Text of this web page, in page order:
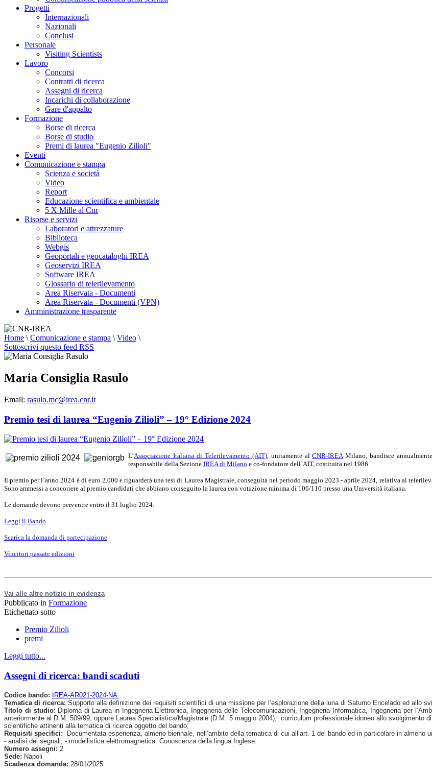
Progetti
Internazionali
Nazionali
Conclusi
Personale
Visiting Scientists
Lavoro
Concorsi
Contratti di ricerca
Assegni di ricerca
Incarichi di collaborazione
Gare d'appalto
Formazione
Borse di ricerca
Borse di studio
Premi di laurea "Eugenio Zilioli"
Eventi
Comunicazione e stampa
Scienza e società
Video
Report
Educazione scientifica e ambientale
5 X Mille al Cnr
Risorse e servizi
Laboratori e attrezzature
Biblioteca
Webgis
Geoportali e geocataloghi IREA
Geoservizi IREA
Software IREA
Glossario di telerilevamento
Area Riservata - Documenti
Area Riservata - Documenti (VPN)
Amministrazione trasparente
Home \ Comunicazione e stampa \ Video \
Sottoscrivi questo feed RSS
Maria Consiglia Rasulo
Email: rasulo.mc@irea.cnr.it
Premio tesi di laurea “Eugenio Zilioli” – 19° Edizione 2024
L’Associazione Italiana di Telerilevamento (AIT), unitamente alCNR-IREAMilano, bandisce
responsabile della Sezione IREA di Milano e co-fondatore dell’AIT, costituita nel 1986.
Il premio per l’anno 2024 è di euro 2.000 e riguarderà una tesi di Laurea Magistrale, conseguita nel periodo maggio 2023 - aprile 2024, relativa al
Sono ammessi a concorrere al premio candidati che abbiano conseguito la laurea con votazione minima di 106/110 presso una Università italiana.
Le domande devono pervenire entro il 31 luglio 2024.
Leggi il Bando
Scarica la domanda di partecipazione
Vincitori passate edizioni
Vai alle altre notizie in evidenza
Pubblicato in Formazione
Etichettato sotto
Premio Zilioli
premi
Leggi tutto...
Assegni di ricerca: bandi scaduti
Codice bando: IREA-AR021-2024-NA
Tematica di ricerca: Supporto alla definizione dei requisiti scientifici di una missione per l’esplorazione della luna di Saturno Encelado ed allo
Titolo di studio: Diploma di Laurea in Ingegneria Elettronica, Ingegneria delle Telecomunicazioni, Ingegneria Informatica, Ingegneria per
anteriormente al D.M. 509/99, oppure Laurea Specialistica/Magistrale (D.M. 5 maggio 2004), curriculum professionale idoneo allo
scientifiche attinenti alla tematica di ricerca oggetto del bando;
Requisiti specifici: Documentata esperienza, almeno biennale, nell’ambito della tematica di cui all’art. 1 del bando ed in particolare in almeno
- analisi dei segnali; - modellistica elettromagnetica. Conoscenza della lingua Inglese.
Numero assegni: 2
Sede: Napoli
Scadenza domanda: 28/01/2025